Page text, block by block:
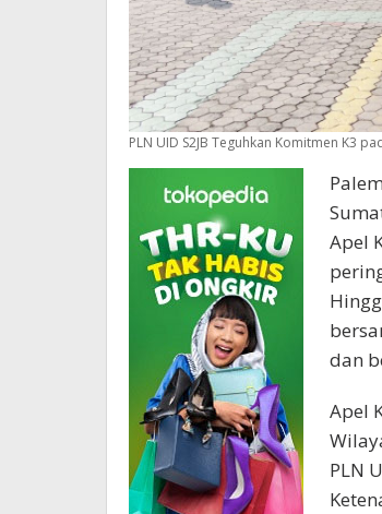
PLN UID S2JB Teguhkan Komitmen K3
Apel
dan
Apel
PLN